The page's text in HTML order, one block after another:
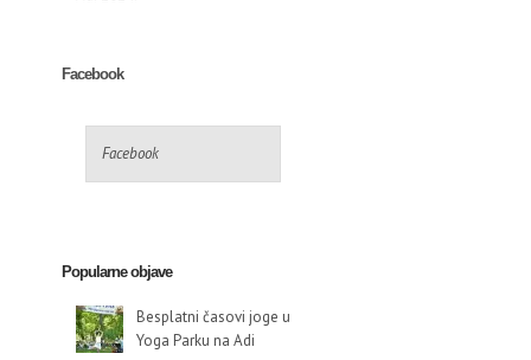
Facebook
Facebook
Popularne objave
Besplatni časovi joge u
Yoga Parku na Adi